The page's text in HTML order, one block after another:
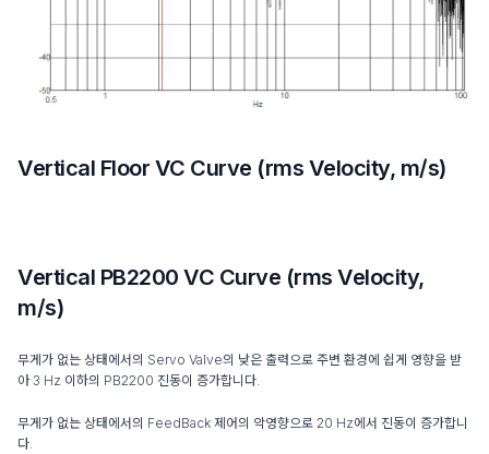
Vertical Floor VC Curve (rms Velocity, m/s)
Vertical PB2200 VC Curve (rms Velocity,
m/s)
무게가 없는 상태에서의 Servo Valve의 낮은 출력으로 주변 환경에 쉽게 영향을 받
아 3 Hz 이하의 PB2200 진동이 증가합니다.
무게가 없는 상태에서의 FeedBack 제어의 악영향으로 20 Hz에서 진동이 증가합니
다.